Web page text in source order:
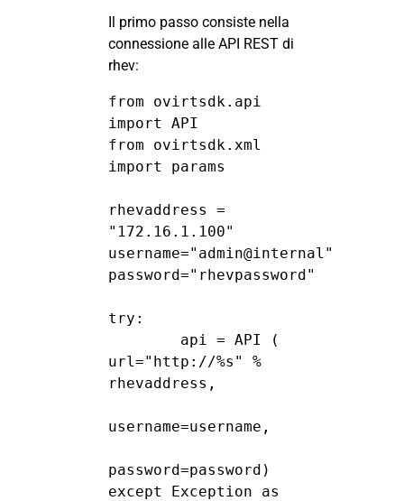
Il primo passo consiste nella
connessione alle API REST di
rhev:
from ovirtsdk.api
import API
from ovirtsdk.xml
import params
rhevaddress =
"172.16.1.100"
username="admin@internal"
password="rhevpassword"
try:
url="http://%s" %
rhevaddress,
username=username,
password=password)
except Exception as